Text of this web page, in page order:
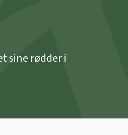
sine rødder i